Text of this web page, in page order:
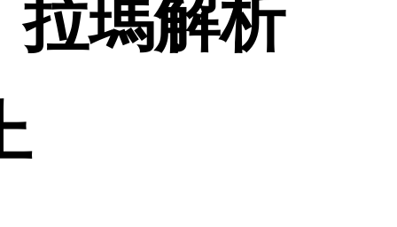
拉瑪解析